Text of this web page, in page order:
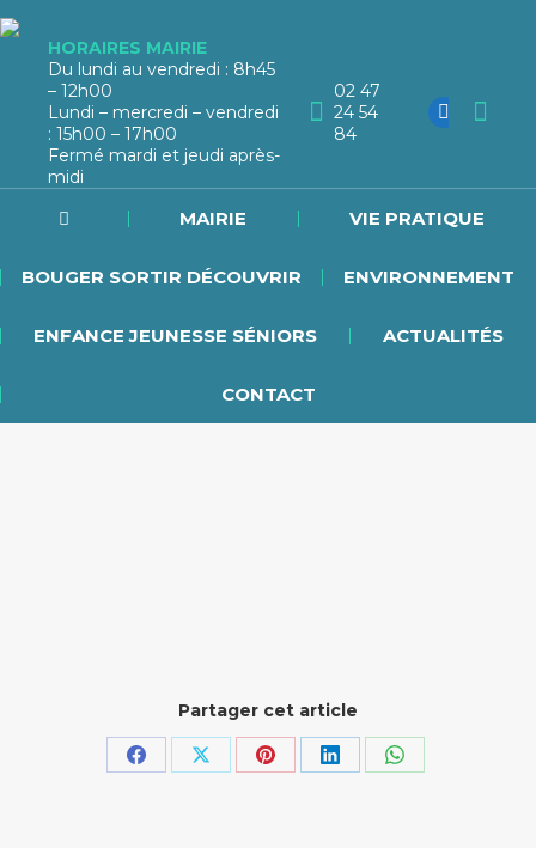
HORAIRES MAIRIE
Du lundi au vendredi : 8h45
– 12h00
Lundi – mercredi – vendredi
: 15h00 – 17h00
Fermé mardi et jeudi après-
midi
02 47
24 54
84
MAIRIE VIE PRATIQUE
BOUGER SORTIR DÉCOUVRIR ENVIRONNEMENT
ENFANCE JEUNESSE SÉNIORS ACTUALITÉS
CONTACT
Partager cet article
PartagerPartagerPartagerPartagerPartager